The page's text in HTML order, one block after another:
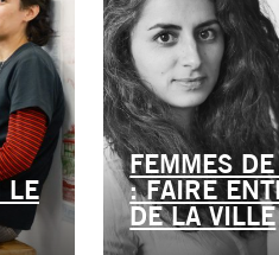
LE
FEMMES
: FAIRE
DE LA VILLE